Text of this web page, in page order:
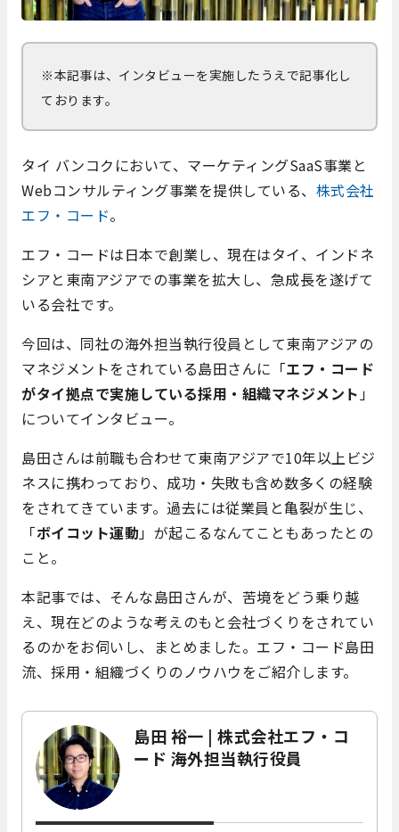
※本記事は、インタビューを実施したうえで記事化し
ております。
タイ バンコクにおいて、 マーケティングSaaS事業と
Webコンサルティング事業を提供している、 株式会社
エフ・コード。
エフ・コードは日本で創業し、現在はタイ、インドネ
シアと東南アジアでの事業を拡大し、急成長を遂げて
いる会社です。
今回は、同社の海外担当執行役員として東南アジアの
マネジメントをされている島田さんに「エフ・コード
がタイ拠点で実施している採用・組織マネジメント」
についてインタビュー。
島田さんは前職も合わせて東南アジアで10年以上ビジ
ネスに携わっており、成功・失敗も含め数多くの経験
をされてきています。過去には従業員と亀裂が生じ、
「ボイコット運動」が起こるなんてこともあったとの
こと。
本記事では、そんな島田さんが、苦境をどう乗り越
え、現在どのような考えのもと会社づくりをされてい
るのかをお伺いし、まとめました。エフ・コード島田
流、採用・組織づくりのノウハウをご紹介します。
島田 裕一 | 株式会社エフ・コ
ード 海外担当執行役員